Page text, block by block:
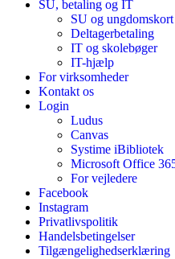
SU, betaling og IT
SU og ungdomskort
Deltagerbetaling
IT og skolebøger
IT-hjælp
For virksomheder
Kontakt os
Login
Ludus
Canvas
Systime iBibliotek
Microsoft Office
For vejledere
Facebook
Instagram
Privatlivspolitik
Handelsbetingelser
Tilgængelighedserklæring